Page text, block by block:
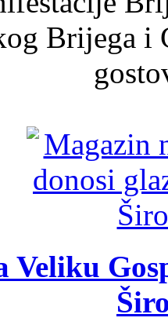
Brijega
Veliku